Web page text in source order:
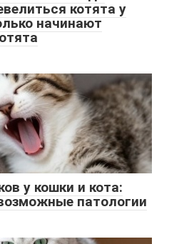
котята у
начинают
у кошки и кота:
патологии